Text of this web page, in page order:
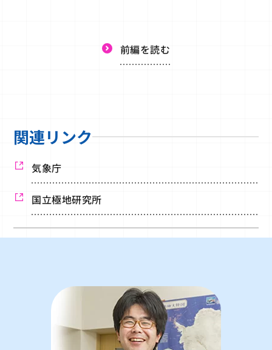
前編を読む
関連リンク
気象庁
国立極地研究所